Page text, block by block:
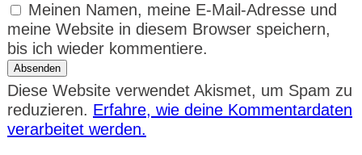
Meinen Namen, meine E-Mail-Adresse und
meine Website in diesem Browser speichern,
bis ich wieder kommentiere.
Absenden
Diese Website verwendet Akismet, um Spam zu
reduzieren. Erfahre, wie deine Kommentardaten
verarbeitet werden.